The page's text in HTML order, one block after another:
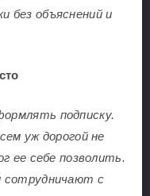
без объяснений и
подписку.
уж дорогой не
ее себе позволить.
сотрудничают с